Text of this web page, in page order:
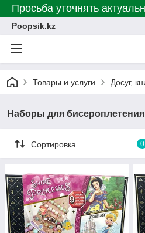
Просьба уточнять
Poopsik.kz
Товары и услуги Досуг,
Наборы для бисероплетения
Сортировка 0